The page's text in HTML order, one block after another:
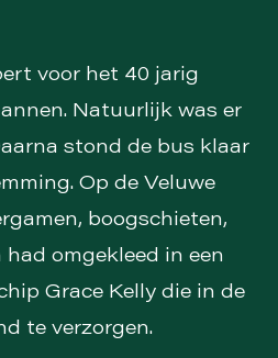
voor het 40 jarig
Natuurlijk was er
stond de bus klaar
Op de Veluwe
boogschieten,
omgekleed in een
Grace Kelly die in de
te verzorgen.